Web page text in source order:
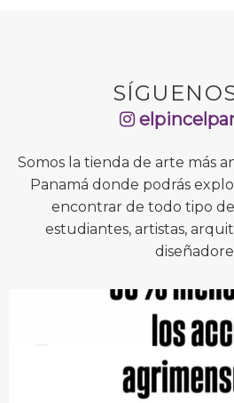
Somos la tienda de arte más
Panamá donde podrás
encontrar de todo tipo
estudiantes, artistas,